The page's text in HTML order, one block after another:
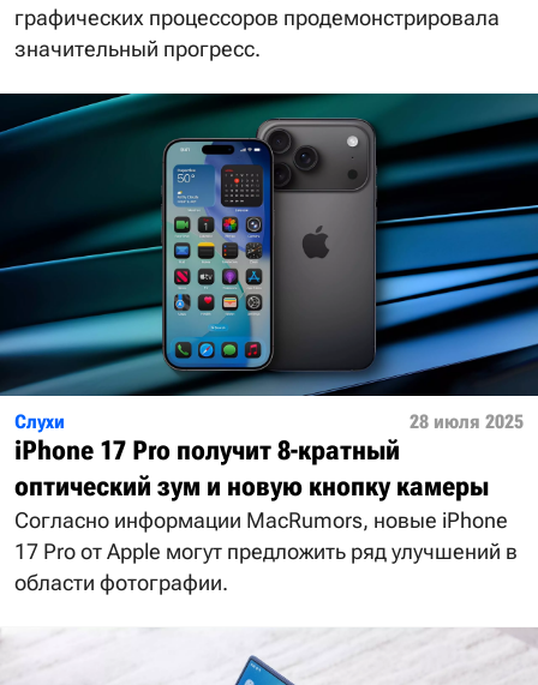
графических процессоров продемонстрировала
значительный прогресс.
Слухи 28 июля 2025
iPhone 17 Pro получит 8-кратный
оптический зум и новую кнопку камеры
Согласно информации MacRumors, новые iPhone
17 Pro от Apple могут предложить ряд улучшений в
области фотографии.